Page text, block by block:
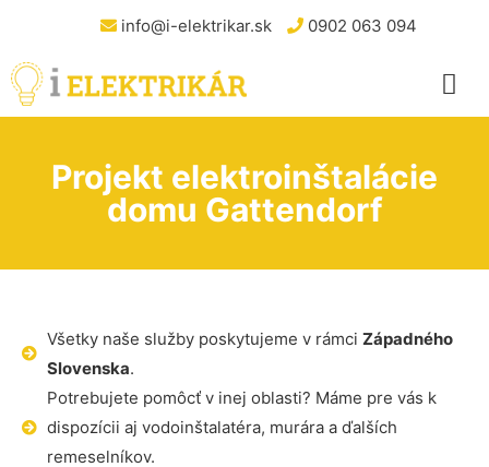
info@i-elektrikar.sk 0902 063 094
Projekt elektroinštalácie
domu Gattendorf
Všetky naše služby poskytujeme v rámci Západného
Slovenska.
Potrebujete pomôcť v inej oblasti? Máme pre vás k
dispozícii aj vodoinštalatéra, murára a ďalších
remeselníkov.